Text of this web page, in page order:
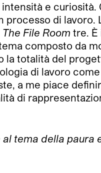
e
di lavoro.
The File Room tre. È
composto da
la totalità del
di lavoro
a me piace
di
tema della paura